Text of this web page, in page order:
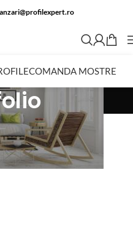
COMANDA MOSTRE